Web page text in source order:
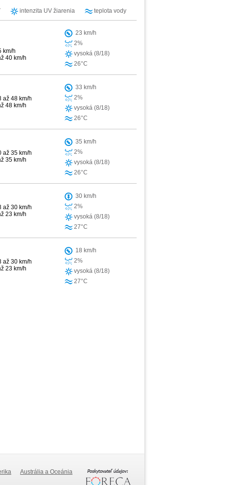
intenzita UV žiarenia teplota vody
km/h
40 km/h
23 km/h
2%
vysoká (8/18)
26°C
až 48 km/h
48 km/h
33 km/h
2%
vysoká (8/18)
26°C
až 35 km/h
35 km/h
35 km/h
2%
vysoká (8/18)
26°C
až 30 km/h
23 km/h
30 km/h
2%
vysoká (8/18)
27°C
až 30 km/h
23 km/h
18 km/h
2%
vysoká (8/18)
27°C
Austrália a Oceánia